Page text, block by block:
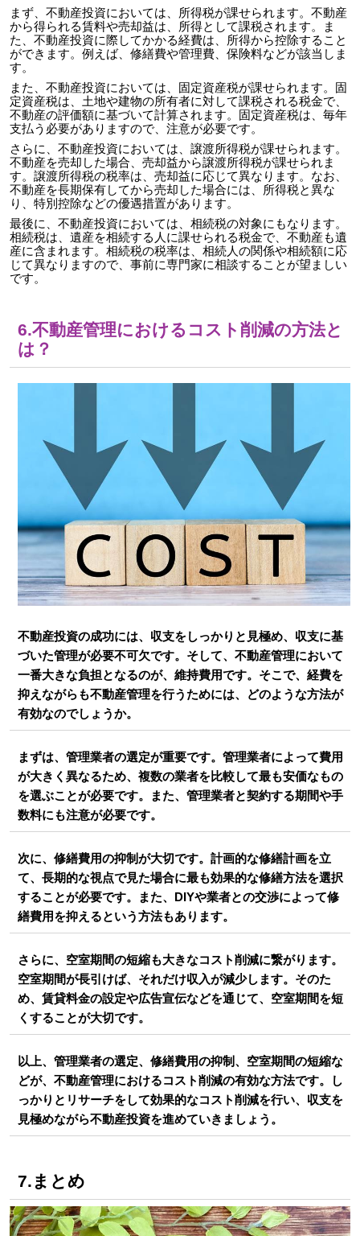
まず、不動産投資においては、所得税が課せられます。不動産
から得られる賃料や売却益は、所得として課税されます。ま
た、不動産投資に際してかかる経費は、所得から控除すること
ができます。例えば、修繕費や管理費、保険料などが該当しま
す。
また、不動産投資においては、固定資産税が課せられます。固
定資産税は、土地や建物の所有者に対して課税される税金で、
不動産の評価額に基づいて計算されます。固定資産税は、毎年
支払う必要がありますので、注意が必要です。
さらに、不動産投資においては、譲渡所得税が課せられます。
不動産を売却した場合、売却益から譲渡所得税が課せられま
す。譲渡所得税の税率は、売却益に応じて異なります。なお、
不動産を長期保有してから売却した場合には、所得税と異な
り、特別控除などの優遇措置があります。
最後に、不動産投資においては、相続税の対象にもなります。
相続税は、遺産を相続する人に課せられる税金で、不動産も遺
産に含まれます。相続税の税率は、相続人の関係や相続額に応
じて異なりますので、事前に専門家に相談することが望ましい
です。
6.不動産管理におけるコスト削減の方法と
は？
不動産投資の成功には、収支をしっかりと見極め、収支に基
づいた管理が必要不可欠です。そして、不動産管理において
一番大きな負担となるのが、維持費用です。そこで、経費を
抑えながらも不動産管理を行うためには、どのような方法が
有効なのでしょうか。
まずは、管理業者の選定が重要です。管理業者によって費用
が大きく異なるため、複数の業者を比較して最も安価なもの
を選ぶことが必要です。また、管理業者と契約する期間や手
数料にも注意が必要です。
次に、修繕費用の抑制が大切です。計画的な修繕計画を立
て、長期的な視点で見た場合に最も効果的な修繕方法を選択
することが必要です。また、DIYや業者との交渉によって修
繕費用を抑えるという方法もあります。
さらに、空室期間の短縮も大きなコスト削減に繋がります。
空室期間が長引けば、それだけ収入が減少します。そのた
め、賃貸料金の設定や広告宣伝などを通じて、空室期間を短
くすることが大切です。
以上、管理業者の選定、修繕費用の抑制、空室期間の短縮な
どが、不動産管理におけるコスト削減の有効な方法です。し
っかりとリサーチをして効果的なコスト削減を行い、収支を
見極めながら不動産投資を進めていきましょう。
7.まとめ